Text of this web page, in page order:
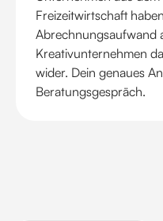
Freizeitwirtschaft
Abrechnungsaufwand
Kreativunternehmen
wider. Dein genaues
Beratungsgespräch.